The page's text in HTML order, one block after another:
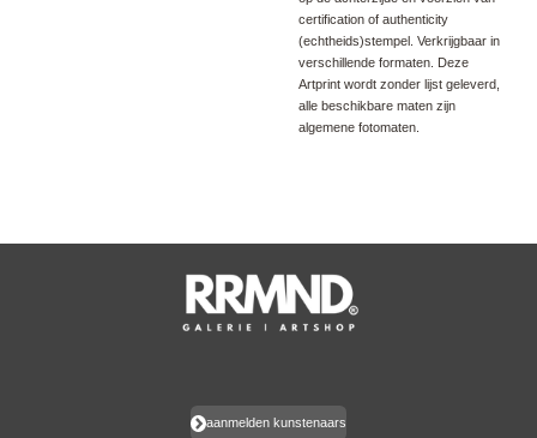
certification of authenticity
(echtheids)stempel. Verkrijgbaar in
verschillende formaten. Deze
Artprint wordt zonder lijst geleverd,
alle beschikbare maten zijn
algemene fotomaten.
aanmelden kunstenaars